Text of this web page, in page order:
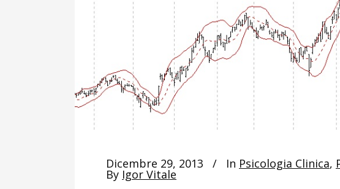
Dicembre 29, 2013 In Psicologia Clinica,
By Igor Vitale